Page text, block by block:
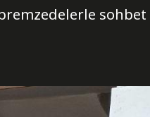
sohbet